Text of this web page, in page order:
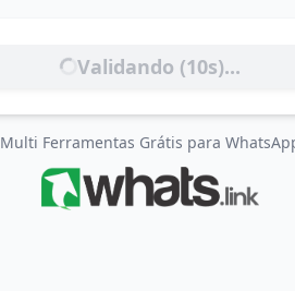
Validando (10s)...
Multi Ferramentas Grátis para